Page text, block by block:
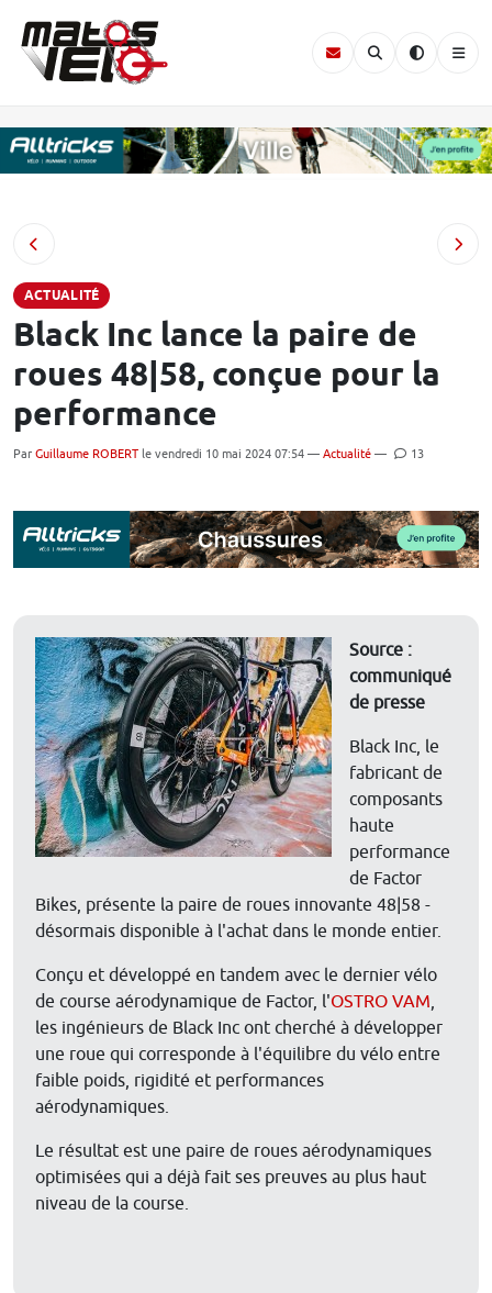
ACTUALITÉ
Black Inc lance la paire de
roues 48|58, conçue pour la
performance
Par Guillaume ROBERT le vendredi 10 mai 2024 07:54 — Actualité — 13
Source :
communiqué
de presse
Black Inc, le
fabricant de
composants
haute
performance
de Factor
Bikes, présente la paire de roues innovante 48|58 -
désormais disponible à l'achat dans le monde entier.
Conçu et développé en tandem avec le dernier vélo
de course aérodynamique de Factor, l'OSTRO VAM,
les ingénieurs de Black Inc ont cherché à développer
une roue qui corresponde à l'équilibre du vélo entre
faible poids, rigidité et performances
aérodynamiques.
Le résultat est une paire de roues aérodynamiques
optimisées qui a déjà fait ses preuves au plus haut
niveau de la course.